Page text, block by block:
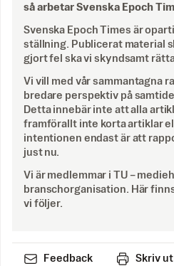
så arbetar Svenska Epoch
Svenska Epoch Times är
ställning. Publicerat material
gjort fel ska vi skyndsamt
Vi vill med vår sammantagna
bredare perspektiv på
Detta innebär inte att alla
framförallt inte korta artiklar
intentionen endast är att
just nu.
Vi är medlemmar i TU –
branschorganisation. Här
vi följer.
Feedback Skriv ut